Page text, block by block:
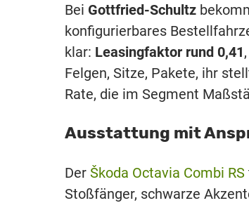
Bei Gottfried-Schultz
konfigurierbares
klar: Leasingfaktor rund 0,41,
Felgen, Sitze, Pakete, ihr
Rate, die im Segment
Ausstattung mit
Der Škoda Octavia Combi RS
Stoßfänger, schwarze